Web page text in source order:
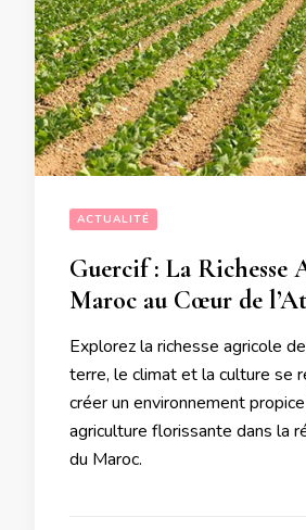
ACTUALITÉ
Guercif : La Richesse
Maroc au Cœur de
Explorez la richesse agricole
terre, le climat et la culture se
créer un environnement
agriculture florissante dans la
du Maroc.